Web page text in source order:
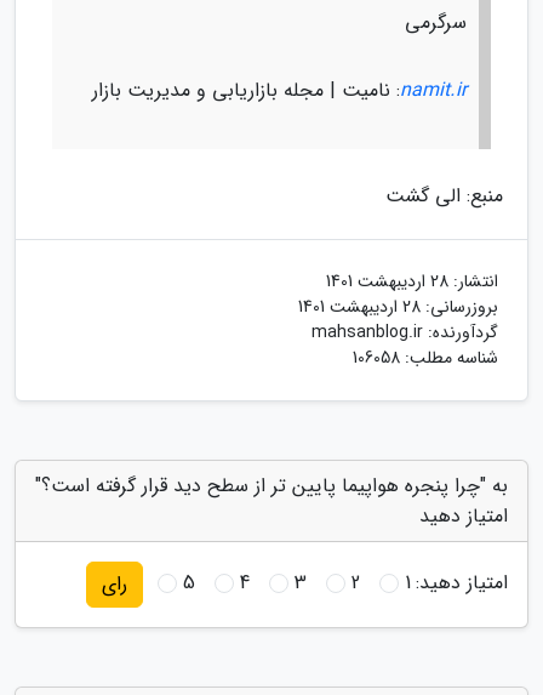
سرگرمی
namit.ir: نامیت | مجله بازاریابی و مدیریت بازار
منبع: الی گشت
انتشار: 28 اردیبهشت 1401
بروزرسانی: 28 اردیبهشت 1401
گردآورنده: mahsanblog.ir
شناسه مطلب: 106058
به "چرا پنجره هواپیما پایین تر از سطح دید قرار گرفته است؟"
امتیاز دهید
امتیاز دهید:1
2
3
4
5 رای